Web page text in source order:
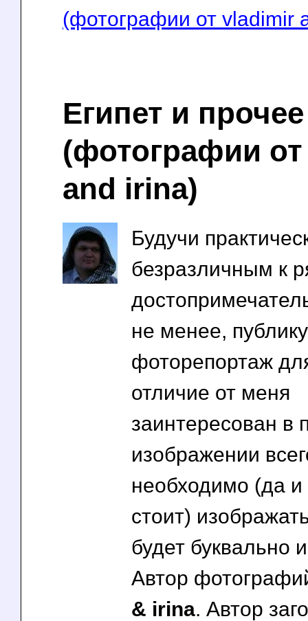
(фотографии от vladimir
Египет и прочее
(фотографии
and irina)
Будучи
безразличным к
не менее,
фоторепортаж
отличие от меня
заинтересован в
изображении
необходимо (да
стоит)
будет буквально
Автор
& irina. Автор